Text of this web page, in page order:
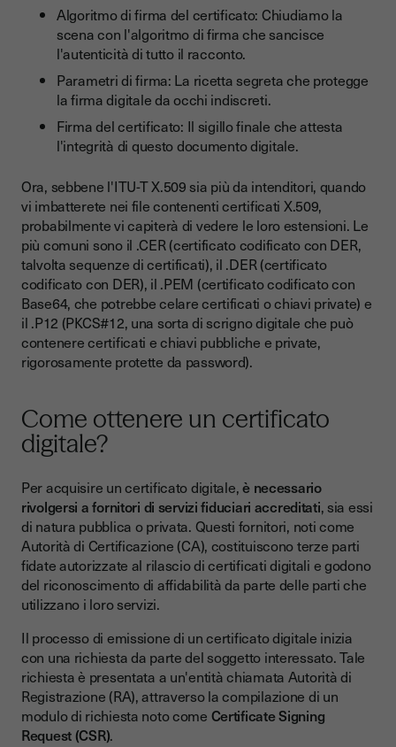
Algoritmo di firma del certificato: Chiudiamo la
scena con l'algoritmo di firma che sancisce
l'autenticità di tutto il racconto.
Parametri di firma: La ricetta segreta che protegge
la firma digitale da occhi indiscreti.
Firma del certificato: Il sigillo finale che attesta
l'integrità di questo documento digitale.
Ora, sebbene l'ITU-T X.509 sia più da intenditori, quando
vi imbatterete nei file contenenti certificati X.509,
probabilmente vi capiterà di vedere le loro estensioni. Le
più comuni sono il .CER (certificato codificato con DER,
talvolta sequenze di certificati), il .DER (certificato
codificato con DER), il .PEM (certificato codificato con
Base64, che potrebbe celare certificati o chiavi private) e
il .P12 (PKCS#12, una sorta di scrigno digitale che può
contenere certificati e chiavi pubbliche e private,
rigorosamente protette da password).
Come ottenere un certificato
digitale?
Per acquisire un certificato digitale,è necessario
rivolgersi a fornitori di servizi fiduciari accreditati, sia essi
di natura pubblica o privata. Questi fornitori, noti come
Autorità di Certificazione (CA), costituiscono terze parti
fidate autorizzate al rilascio di certificati digitali e godono
del riconoscimento di affidabilità da parte delle parti che
utilizzano i loro servizi.
Il processo di emissione di un certificato digitale inizia
con una richiesta da parte del soggetto interessato. Tale
richiesta è presentata a un'entità chiamata Autorità di
Registrazione (RA), attraverso la compilazione di un
modulo di richiesta noto come Certificate Signing
Request (CSR).